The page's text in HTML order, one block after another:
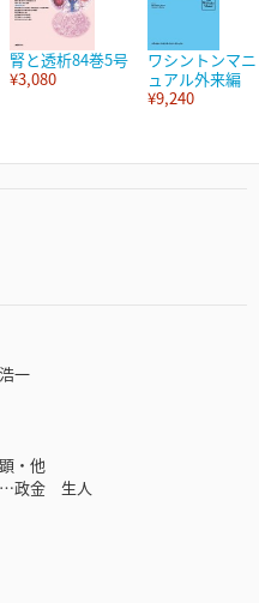
腎と透析84巻5号
¥3,080
ワシントンマニ
ュアル外来編
¥9,240
一
・他
政金 生人